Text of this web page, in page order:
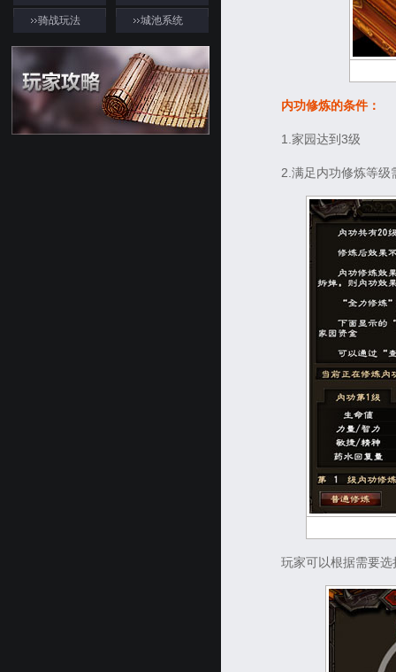
骑战玩法 城池系统
内功修炼的条件：
1.家园达到3级
2.满足内功修炼等级
玩家可以根据需要选